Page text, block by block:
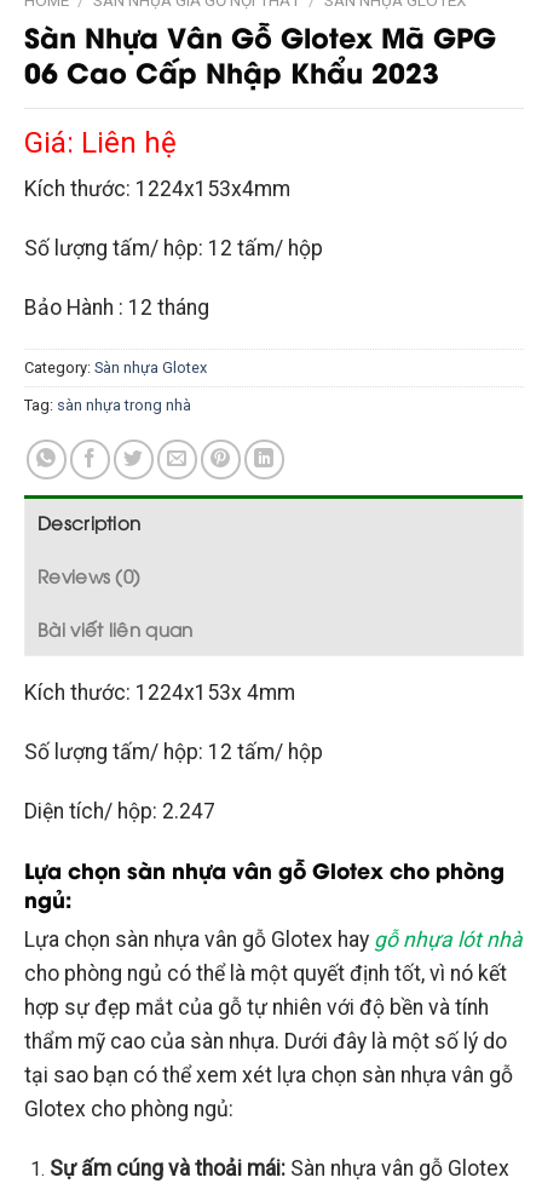
Sàn Nhựa Vân Gỗ Glotex Mã GPG
06 Cao Cấp Nhập Khẩu 2023
Giá: Liên hệ
Kích thước: 1224x153x4mm
Số lượng tấm/ hộp: 12 tấm/ hộp
Bảo Hành : 12 tháng
Category: Sàn nhựa Glotex
Tag: sàn nhựa trong nhà
Description
Reviews (0)
Bài viết liên quan
Kích thước: 1224x153x 4mm
Số lượng tấm/ hộp: 12 tấm/ hộp
Diện tích/ hộp: 2.247
Lựa chọn sàn nhựa vân gỗ Glotex cho phòng
ngủ:
Lựa chọn sàn nhựa vân gỗ Glotex hay gỗ nhựa lót nhà
cho phòng ngủ có thể là một quyết định tốt, vì nó kết
hợp sự đẹp mắt của gỗ tự nhiên với độ bền và tính
thẩm mỹ cao của sàn nhựa. Dưới đây là một số lý do
tại sao bạn có thể xem xét lựa chọn sàn nhựa vân gỗ
Glotex cho phòng ngủ:
Sự ấm cúng và thoải mái:Sàn nhựa vân gỗ Glotex